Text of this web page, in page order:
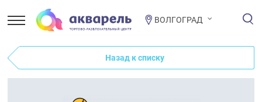
ВОЛГОГРАД
Назад к списку